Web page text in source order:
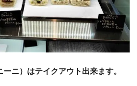
ニ）はテイクアウト出来ます。